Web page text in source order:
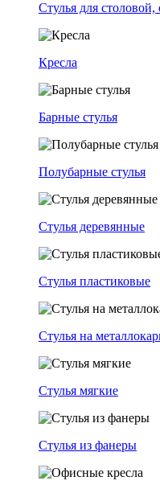
Стулья для
Кресла
Барные стулья
Полубарные стулья
Стулья деревянные
Стулья пластиковые
Стулья на
Стулья мягкие
Стулья из фанеры